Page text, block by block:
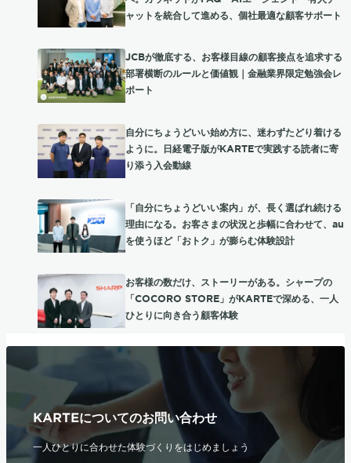
ャットを統合して進める、個社最適な顧客サポート
JCBが徹底する、お客様目線の顧客接点を追求する
部署横断のルールと価値観｜金融業界限定勉強会レ
ポート
自分にちょうどいい始め方に、迷わずたどり着ける
ように。日経電子版がKARTEで実践する読者に寄
り添う入会動線
「自分にちょうどいい案内」が、長く選ばれ続ける
理由になる。お客さまの状況と歩幅に合わせて、au
を使うほど「おトク」が膨らむ体験設計
お客様の数だけ、ストーリーがある。シャープの
「COCORO STORE」がKARTEで深める、一人
ひとりに向き合う顧客体験
KARTEについてのお問い合わせ
一人ひとりに合わせた体験づくりをはじめましょう